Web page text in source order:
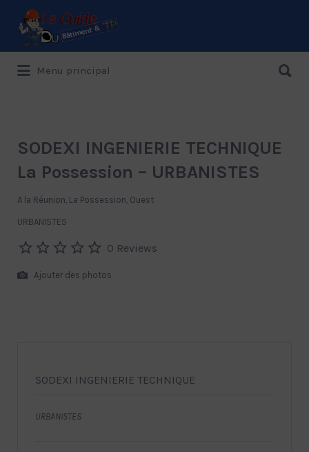
Le Guide de référence depuis 1995
Rechercher:
Menu principal
SODEXI INGENIERIE TECHNIQUE
La Possession – URBANISTES
A la Réunion, La Possession, Ouest
URBANISTES
0 Reviews
Ajouter des photos
SODEXI INGENIERIE TECHNIQUE
URBANISTES